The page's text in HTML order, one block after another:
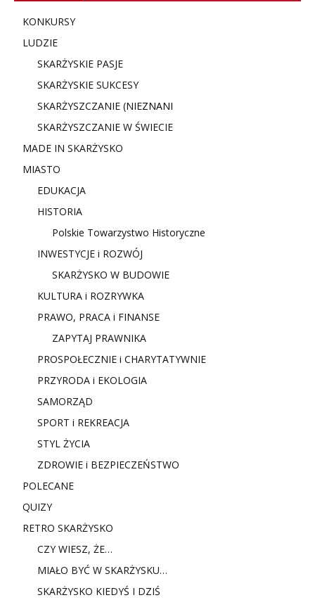
KONKURSY
LUDZIE
SKARŻYSKIE PASJE
SKARŻYSKIE SUKCESY
SKARŻYSZCZANIE (NIEZNANI
SKARŻYSZCZANIE W ŚWIECIE
MADE IN SKARŻYSKO
MIASTO
EDUKACJA
HISTORIA
Polskie Towarzystwo Historyczne
INWESTYCJE i ROZWÓJ
SKARŻYSKO W BUDOWIE
KULTURA i ROZRYWKA
PRAWO, PRACA i FINANSE
ZAPYTAJ PRAWNIKA
PROSPOŁECZNIE i CHARYTATYWNIE
PRZYRODA i EKOLOGIA
SAMORZĄD
SPORT i REKREACJA
STYL ŻYCIA
ZDROWIE i BEZPIECZEŃSTWO
POLECANE
QUIZY
RETRO SKARŻYSKO
CZY WIESZ, ŻE…
MIAŁO BYĆ W SKARŻYSKU…
SKARŻYSKO KIEDYŚ I DZIŚ